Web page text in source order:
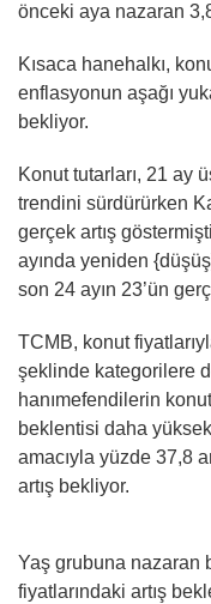
önceki aya nazaran
Kısaca hanehalkı,
enflasyonun aşağı
bekliyor.
Konut tutarları, 21 ay
trendini sürdürürken
gerçek artış
ayında yeniden
son 24 ayın 23’ün
TCMB, konut
şeklinde kategorilere
hanımefendilerin
beklentisi daha
amacıyla yüzde 37,8
artış bekliyor.
Yaş grubuna nazaran
fiyatlarındaki artış